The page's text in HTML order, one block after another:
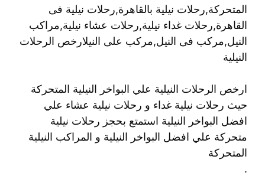
المتحركة,رحلات نيلية بالقاهرة,رحلات نيلية فى
القاهرة,رحلات غداء نيلية,رحلات عشاء نيلية,مراكب
النيل,مركب فى النيل,مركب على النيلارخص الرحلات
النيلية
ارخص الرحلات النيلية علي البواخر النيلية المتحركة
حيث رحلات نيلية غداء و رحلات نيلية عشاء علي
افضل البواخر النيلية استمتع بحجز رحلات نيلية
متحركة علي افضل البواخر النيلية و المراكب النيلية
المتحركة
.